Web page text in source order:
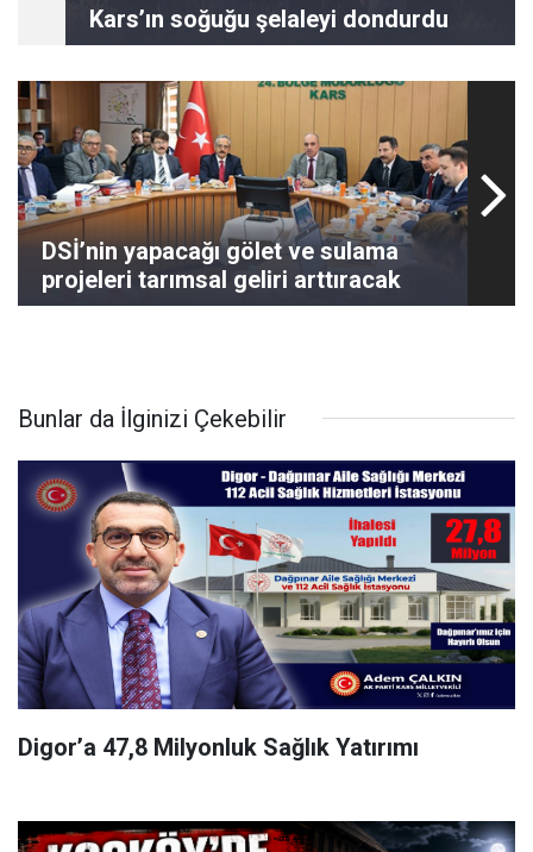
Kars’ın soğuğu şelaleyi dondurdu
DSİ’nin yapacağı gölet ve sulama
projeleri tarımsal geliri arttıracak
Bunlar da İlginizi Çekebilir
Digor’a 47,8 Milyonluk Sağlık Yatırımı